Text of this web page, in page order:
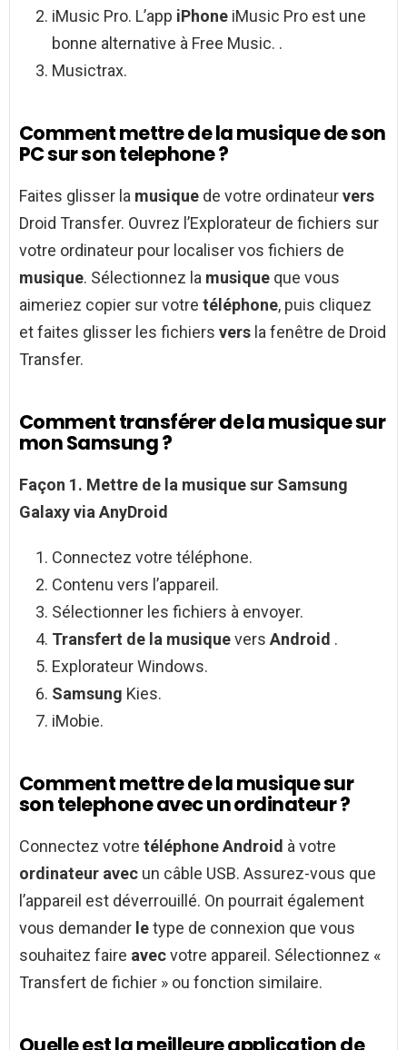
iMusic Pro. L’app iPhone iMusic Pro est une
bonne alternative à Free Music. .
Musictrax.
Comment mettre de la musique de son
PC sur son telephone ?
Faites glisser la musique de votre ordinateurvers
Droid Transfer. Ouvrez l’Explorateur de fichiers sur
votre ordinateur pour localiser vos fichiers de
musique. Sélectionnez la musique que vous
aimeriez copier sur votre téléphone, puis cliquez
et faites glisser les fichiers vers la fenêtre de Droid
Transfer.
Comment transférer de la musique sur
mon Samsung ?
Façon 1. Mettre de la musiquesur Samsung
Galaxyvia AnyDroid
Connectez votre téléphone.
Contenu vers l’appareil.
Sélectionner les fichiers à envoyer.
Transfert de la musiquevers Android .
Explorateur Windows.
Samsung Kies.
iMobie.
Comment mettre de la musique sur
son telephone avec un ordinateur ?
Connectez votre téléphone Android à votre
ordinateur avec un câble USB. Assurez-vous que
l’appareil est déverrouillé. On pourrait également
vous demander letype de connexion que vous
souhaitez faire avecvotre appareil. Sélectionnez «
Transfert de fichier » ou fonction similaire.